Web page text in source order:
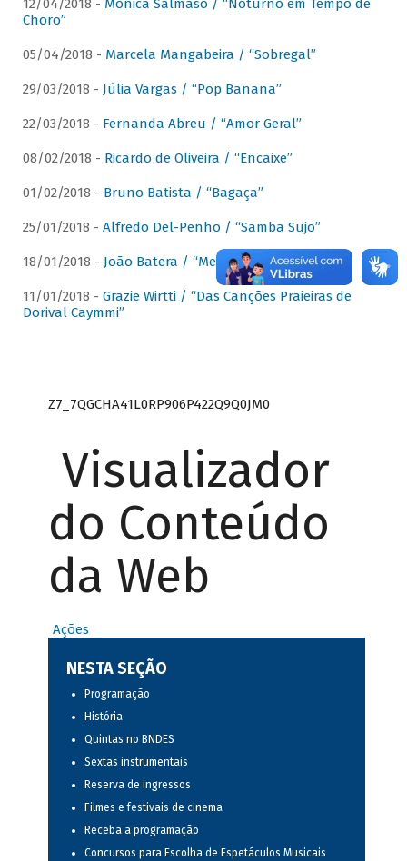
12/04/2018 - Mônica Salmaso / “Noturno em Tempo de
Choro”
05/04/2018 - Marcela Mangabeira / “Sobregal”
29/03/2018 - Júlia Vargas / “Pop Banana”
22/03/2018 - Fernanda Abreu / “Amor Geral”
08/02/2018 - Ricardo de Oliveira / “Encaixe”
01/02/2018 - Bruno Batista / “Bagaça”
25/01/2018 - Alfredo Del-Penho / “Samba Sujo”
18/01/2018 - João Batera / “Meu Pandeiro”
11/01/2018 - Grazie Wirtti / “Das Canções Praieiras de
Dorival Caymmi”
Z7_7QGCHA41L0RP906P422Q9Q0JM0
Visualizador
do Conteúdo
da Web
Ações
NESTA SEÇÃO
Programação
História
Quintas no BNDES
Sextas instrumentais
Reserva de ingressos
Filmes e festivais de cinema
Receba a programação
Concursos para Escolha de Espetáculos Musicais